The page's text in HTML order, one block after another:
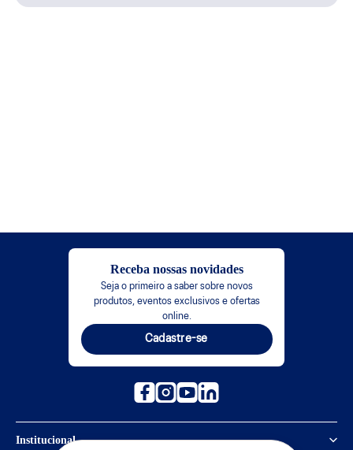
Receba nossas novidades
Seja o primeiro a saber sobre novos
produtos, eventos exclusivos e ofertas
online.
Cadastre-se
Institucional